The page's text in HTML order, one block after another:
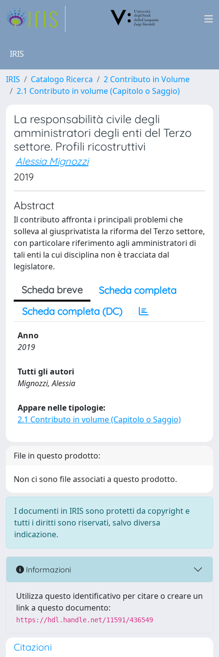
IRIS
IRIS Catalogo Ricerca
2 Contributo in Volume
2.1 Contributo in volume (Capitolo o Saggio)
La responsabilità civile degli
amministratori degli enti del Terzo
settore. Profili ricostruttivi
Alessia Mignozzi
2019
Abstract
Il contributo affronta i principali problemi che
solleva al giusprivatista la riforma del Terzo settore,
con particolare riferimento agli amministratori di
tali enti la cui disciplina non è tracciata dal
legislatore.
Scheda breve
Scheda completa
Scheda completa (DC)
Anno
2019
Tutti gli autori
Mignozzi, Alessia
Appare nelle tipologie:
2.1 Contributo in volume (Capitolo o Saggio)
File in questo prodotto:
Non ci sono file associati a questo prodotto.
I documenti in IRIS sono protetti da copyright e
tutti i diritti sono riservati, salvo diversa
indicazione.
Informazioni
Utilizza questo identificativo per citare o creare un
link a questo documento:
https://hdl.handle.net/11591/436549
Citazioni